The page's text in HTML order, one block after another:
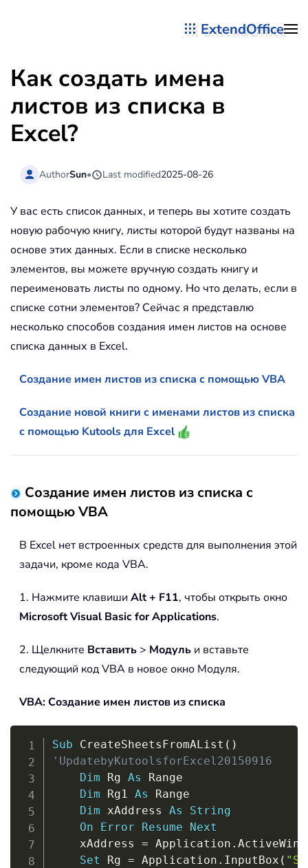
ExtendOffice
Как создать имена
листов из списка в
Excel?
AuthorSun• Last modified2025-08-26
У вас есть список данных, и теперь вы хотите создать
новую рабочую книгу, листы которой будут названы на
основе этих данных. Если в списке несколько
элементов, вы можете вручную создать книгу и
переименовать листы по одному. Но что делать, если в
списке сотни элементов? Сейчас я представлю
несколько способов создания имен листов на основе
списка данных в Excel.
Создание имен листов из списка с помощью VBA
Создание новой книги с именами листов из списка
с помощью Kutools для Excel
Создание имен листов из списка с
помощью VBA
В Excel нет встроенных средств для выполнения этой
задачи, кроме кода VBA.
1. Нажмите клавиши Alt + F11, чтобы открыть окно
Microsoft Visual Basic for Applications.
2. Щелкните Вставить > Модуль и вставьте
следующий код VBA в новое окно Модуля.
VBA: Создание имен листов из списка
Sub CreateSheetsFromAList ( )
'UpdatebyKutoolsforExcel20150916
Dim Rg As Range
Dim Rg1 As Range
Dim xAddress As
String
On
Error Resume
Next
    xAddress
= Application .
Set Rg = Application . InputBox (